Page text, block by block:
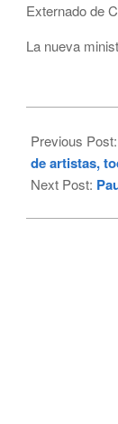
Externado de
La nueva
07-
02
Previous Post:
de artistas,
Next Post: